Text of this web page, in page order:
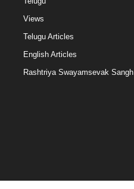
Views
Telugu Articles
English Articles
Rashtriya Swayamsevak Sangh